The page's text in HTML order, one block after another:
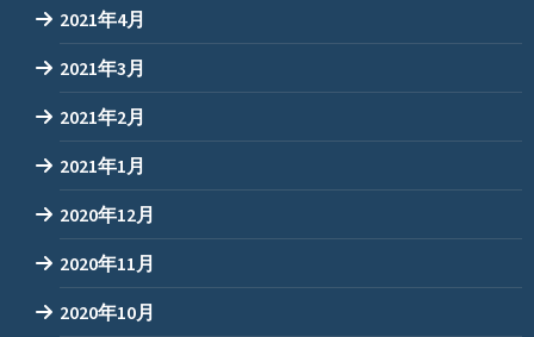
2021年4月
2021年3月
2021年2月
2021年1月
2020年12月
2020年11月
2020年10月